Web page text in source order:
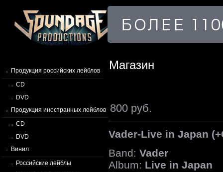
Продукция российских лейблов
CD
DVD
Продукция иностранных лейблов
CD
DVD
Винил
Российские лейблы
Магазин
800 руб.
Vader-Live in Japan
Band: Vader
Album: Live in Japan